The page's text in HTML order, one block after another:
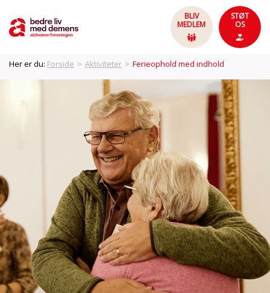
BLIV
MEDLEM
STØT
OS
Her er du: Forside > Aktiviteter > Ferieophold med indhold